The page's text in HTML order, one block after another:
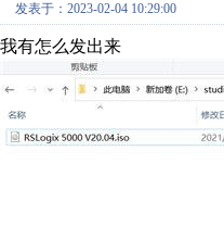
发表于：2023-02-04 10:29:00
我有怎么发出来